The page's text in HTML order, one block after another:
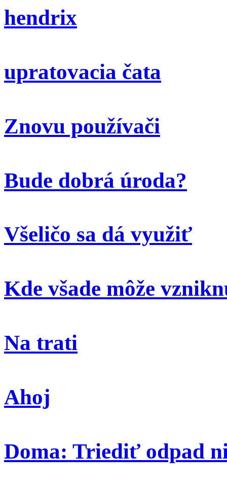
hendrix
upratovacia čata
Znovu používači
Bude dobrá úroda?
Všeličo sa dá využiť
Kde všade môže
Na trati
Ahoj
Doma: Triediť odpad